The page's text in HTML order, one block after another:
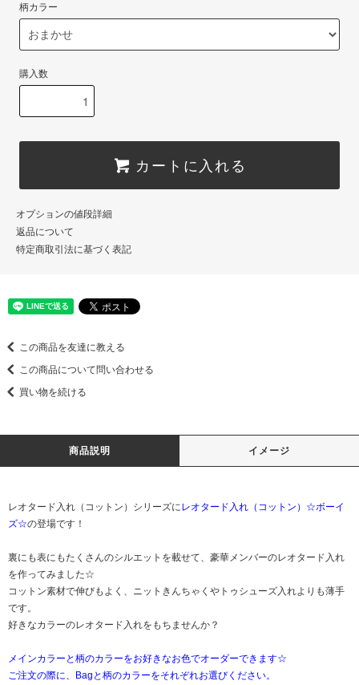
柄カラー
購入数
カートに入れる
オプションの値段詳細
返品について
特定商取引法に基づく表記
この商品を友達に教える
この商品について問い合わせる
買い物を続ける
商品説明 イメージ
レオタード入れ（コットン）シリーズにレオタード入れ（コットン）☆ボーイ
ズ☆の登場です！
裏にも表にもたくさんのシルエットを載せて、豪華メンバーのレオタード入れ
を作ってみました☆
コットン素材で伸びもよく、ニットきんちゃくやトゥシューズ入れよりも薄手
です。
好きなカラーのレオタード入れをもちませんか？
メインカラーと柄のカラーをお好きなお色でオーダーできます☆
ご注文の際に、Bagと柄のカラーをそれぞれお選びください。